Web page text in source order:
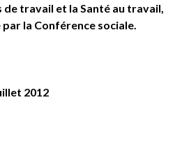
travail et la Santé au travail,
la Conférence sociale.
2012